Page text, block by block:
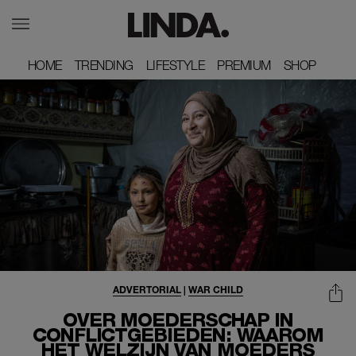
HOME
HOME TRENDING
TRENDING LIFESTYLE
LIFESTYLE PREMIUM
PREMIUM SHOP
SHOP
OVER MOEDERSCHAP IN
CONFLICTGEBIEDEN: WAAROM
HET WELZIJN VAN MOEDERS
ADVERTORIAL | WAR CHILD